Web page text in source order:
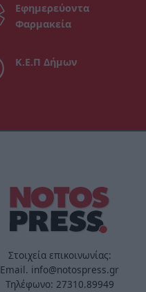
Εφημερεύοντα
Φαρμακεία
Κ.Ε.Π Δήμων
Στοιχεία επικοινωνίας:
Email. info@notospress.gr
Τηλέφωνο: 27310.89949